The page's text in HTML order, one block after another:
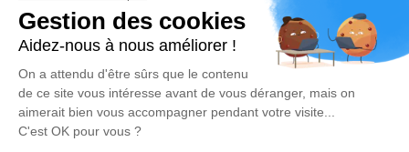
souvenirs, une anecdote ou exprimer vos pensées
à travers des poèmes ou des textes. Cet endroit
est un lieu d'expression dédié à honorer la
mémoire de Carmèle DIMAJO.
Un service de plantation d’arbre hommage est
disponible ici.